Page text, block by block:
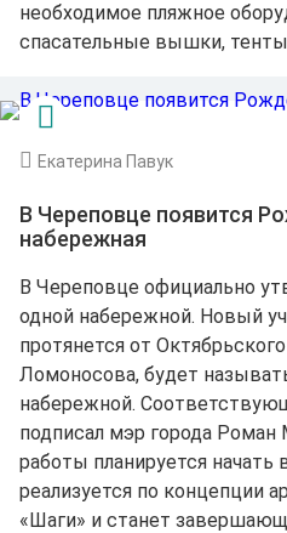
необходимое пляжное
спасательные вышки,
Екатерина Павук
В Череповце появится
набережная
В Череповце официально
одной набережной. Новый
протянется от
Ломоносова, будет
набережной.
подписал мэр города
работы планируется начать
реализуется по концепции
«Шаги» и станет